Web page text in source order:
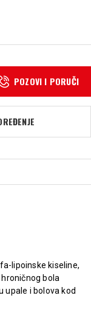
POZOVI I PORUČI
lipoinske kiseline,
bola
upale i bolova kod